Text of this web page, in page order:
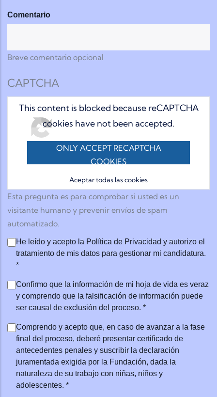
Comentario
Breve comentario opcional
CAPTCHA
This content is blocked because reCAPTCHA
cookies have not been accepted.
ONLY ACCEPT RECAPTCHA
COOKIES
Aceptar todas las cookies
Esta pregunta es para comprobar si usted es un
visitante humano y prevenir envíos de spam
automatizado.
He leído y acepto la Política de Privacidad y autorizo el
tratamiento de mis datos para gestionar mi candidatura.
*
He leído y acepto la Política de Privacidad y autorizo el
Confirmo que la información de mi hoja de vida es veraz
y comprendo que la falsificación de información puede
ser causal de exclusión del proceso. *
Confirmo que la información de mi hoja de vida es veraz
Comprendo y acepto que, en caso de avanzar a la fase
final del proceso, deberé presentar certificado de
antecedentes penales y suscribir la declaración
juramentada exigida por la Fundación, dada la
naturaleza de su trabajo con niñas, niños y
adolescentes. *
Comprendo y acepto que, en caso de avanzar a la fase